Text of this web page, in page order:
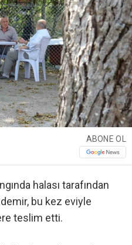
ABONE OL
halası tarafından
bu kez eviyle
teslim etti.